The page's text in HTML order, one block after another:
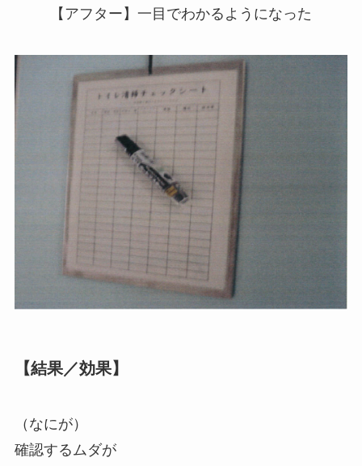
【アフター】一目でわかるようになった
【結果／効果】
（なにが）
確認するムダが